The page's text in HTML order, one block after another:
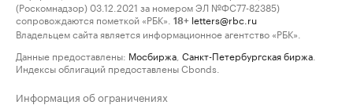
(Роскомнадзор) 03.12.2021 за номером ЭЛ №ФС77-82385)
сопровождаются пометкой «РБК».
18+ letters@rbc.ru
Владельцем сайта является информационное агентство «РБК».
Данные предоставлены: Мосбиржа Санкт-Петербургская биржа
Индексы облигаций предоставлены Cbonds.
Информация об ограничениях